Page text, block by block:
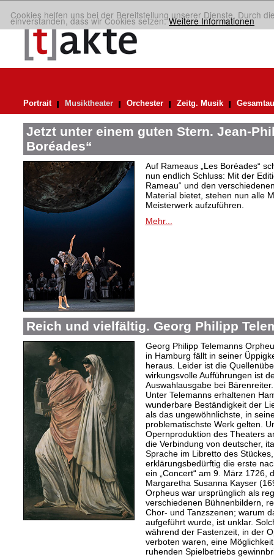
Cookies helfen uns bei der Bereitstellung unserer Dienste. Durch
einverstanden, dass wir Cookies setzen.Weitere Informationen
Portrait Musiktheater Orchester Zeitg. Musik
Jetzt unter einem guten Stern. Jean-
Boréades“
Auf Rameaus „Les Boréades“
nun endlich Schluss: Mit der
Rameau“ und den
Material bietet, stehen nun alle
Meisterwerk aufzuführen.
Mehr...
Reich und vielfältig. Georg Philipp
Georg Philipp Telemanns
in Hamburg fällt in seiner
heraus. Leider ist die
wirkungsvolle Aufführungen ist
Auswahlausgabe bei Bärenreiter.
Unter Telemanns erhaltenen
wunderbare Beständigkeit der
als das ungewöhnlichste, in
problematischste Werk gelten.
Opernproduktion des Theaters
die Verbindung von deutscher,
Sprache im Libretto des
erklärungsbedürftig die erste
ein „Concert“ am 9. März 1726,
Margaretha Susanna Kayser
Orpheus war ursprünglich als
verschiedenen Bühnenbildern,
Chor- und Tanzszenen; warum
aufgeführt wurde, ist unklar.
während der Fastenzeit, in der
verboten waren, eine
ruhenden Spielbetriebs